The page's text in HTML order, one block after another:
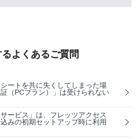
るよくあるご質問
ートを共に失くしてしまった場
（PCプラン）」は受けられない
ービス」は、フレッツアクセス
みの初期セットアップ時に利用